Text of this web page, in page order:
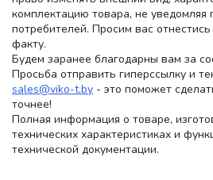
комплектацию товара, не уведомляя
потребителей. Просим вас
факту.
Будем заранее благодарны вам за
Просьба отправить гиперссылку и
sales@viko-t.by - это поможет
точнее!
Полная информация о товаре,
технических характеристиках и
технической документации.